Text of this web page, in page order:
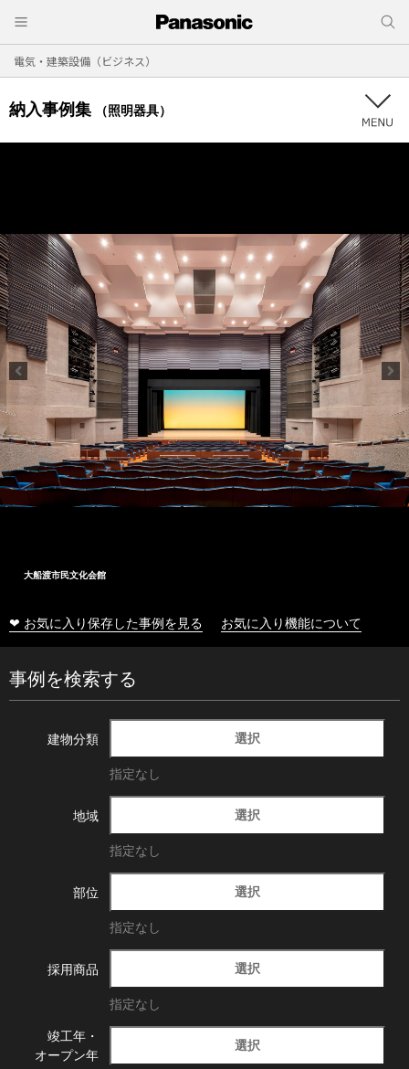
電気・建築設備（ビジネス）
納入事例集 （照明器具）
大船渡市民文化会館
❤ お気に入り保存した事例を見る お気に入り機能について
事例を検索する
建物分類 選択
指定なし
地域 選択
指定なし
部位 選択
指定なし
採用商品 選択
指定なし
竣工年・
オープン年
選択